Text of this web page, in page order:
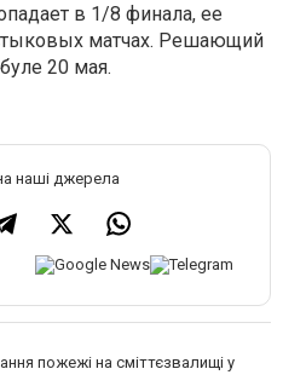
в 1/8 финала, ее
матчах. Решающий
20 мая.
наші джерела
пожежі на сміттєзвалищі у